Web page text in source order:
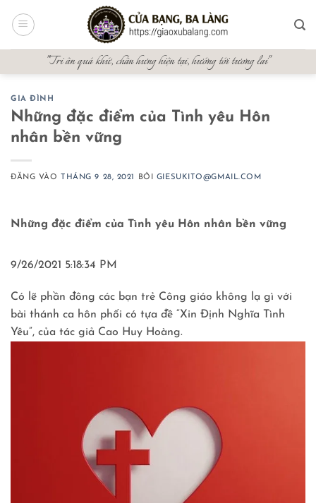
qua
"Tri ân quá khứ, chấn hưng hiện tại, hướng tới tương lai"
GIA ĐÌNH
Những đặc điểm của Tình yêu Hôn
nhân bền vững
ĐĂNG VÀO THÁNG 9 28, 2021 BỞI GIESUKITO@GMAIL.COM
Những đặc điểm của Tình yêu Hôn nhân bền vững
9/26/2021 5:18:34 PM
Có lẽ phần đông các bạn trẻ Công giáo không lạ gì với
bài thánh ca hôn phối có tựa đề “Xin Định Nghĩa Tình
Yêu”, của tác giả Cao Huy Hoàng.